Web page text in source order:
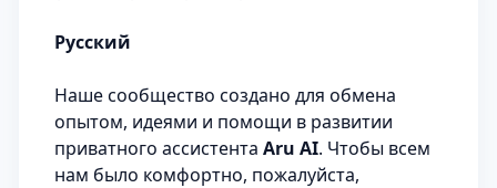
Русский
Наше сообщество создано для обмена
опытом, идеями и помощи в развитии
приватного ассистента Aru AI. Чтобы всем
нам было комфортно, пожалуйста,